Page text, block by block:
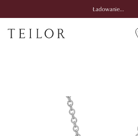
Ładowanie...